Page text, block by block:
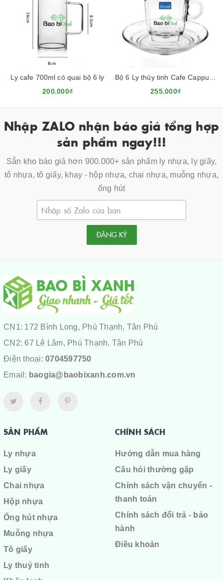
Ly cafe 700ml có quai bộ 6 ly
200.000₫
255.000₫
Nhập ZALO nhận báo giá tổng hợp
sản phẩm ngay!!!
Sẵn kho báo giá hơn 900.000+ sản phẩm ly nhựa, ly giấy,
tô nhựa, tô giấy, khay - hộp nhựa, chai nhựa, muỗng nhựa,
ống hút
ĐĂNG KÝ
CN1: 172 Bình Long, Phú Thạnh, Tân Phú
CN2: 67 Lê Lâm, Phú Thạnh, Tân Phú
Điện thoại: 0704597750
Email: baogia@baobixanh.com.vn
SẢN PHẨM
Ly nhựa
Ly giấy
Chai nhựa
Hộp nhựa
Ống hút nhựa
Muỗng nhựa
Tô giấy
Ly thuỷ tinh
CHÍNH SÁCH
Hướng dẫn mua hàng
Câu hỏi thường gặp
Chính sách vận chuyển -
thanh toán
Chính sách đổi trả - bảo
hành
Điều khoản